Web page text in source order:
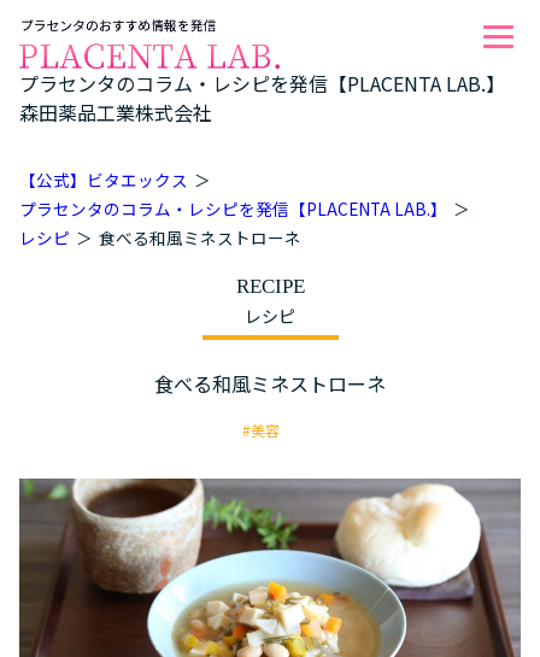
プラセンタのコラム・レシピを発信【PLACENTA LAB.】
森田薬品工業株式会社
【公式】ビタエックス
プラセンタのコラム・レシピを発信【PLACENTA LAB.】
レシピ
食べる和風ミネストローネ
RECIPE
レシピ
食べる和風ミネストローネ
#美容